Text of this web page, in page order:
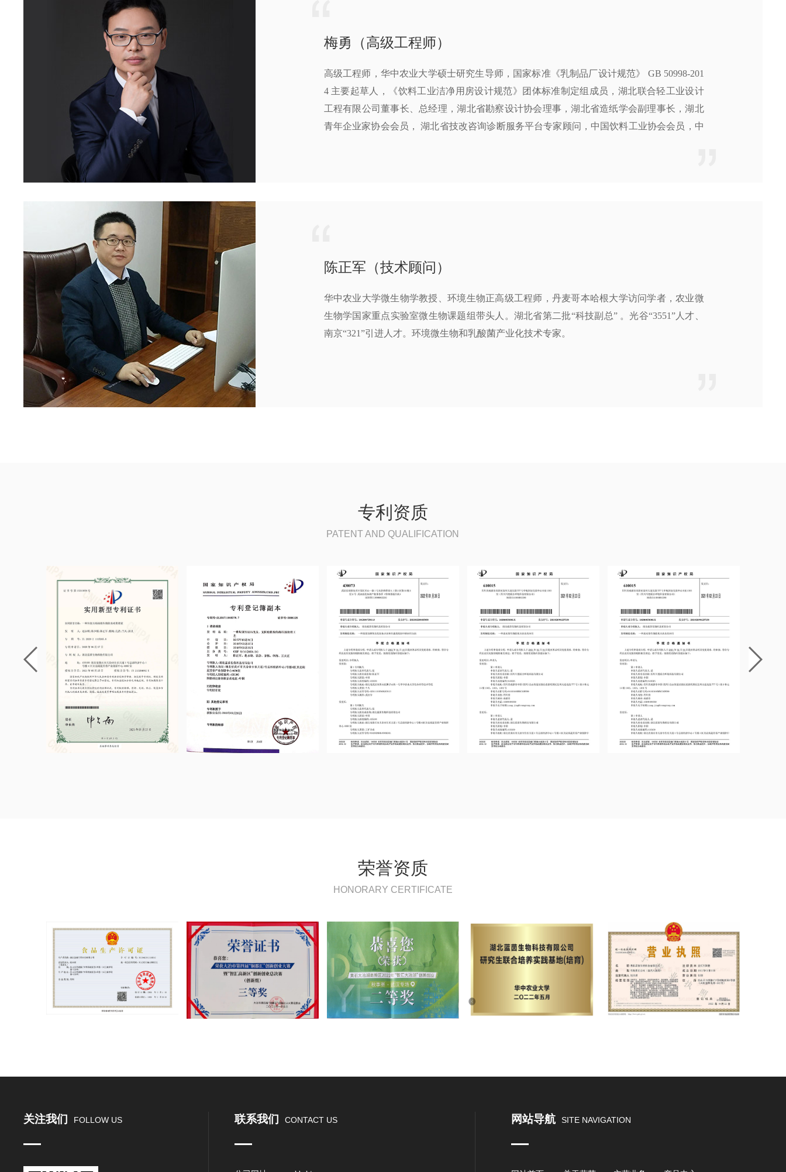
梅勇（高级工程师）
高级工程师，华中农业大学硕士研究生导师，国家标准《乳制品厂设计规范》 GB 50998-201
4 主要起草人，《饮料工业洁净用房设计规范》团体标准制定组成员，湖北联合轻工业设计
工程有限公司董事长、总经理，湖北省勘察设计协会理事，湖北省造纸学会副理事长，湖北
青年企业家协会会员， 湖北省技改咨询诊断服务平台专家顾问，中国饮料工业协会会员，中
陈正军（技术顾问）
华中农业大学微生物学教授、环境生物正高级工程师，丹麦哥本哈根大学访问学者，农业微
生物学国家重点实验室微生物课题组带头人。湖北省第二批“科技副总” 。光谷“3551”人才、
南京“321”引进人才。环境微生物和乳酸菌产业化技术专家。
专利资质
PATENT AND QUALIFICATION
荣誉资质
HONORARY CERTIFICATE
关注我们 FOLLOW US 联系我们 CONTACT US 网站导航 SITE NAVIGATION